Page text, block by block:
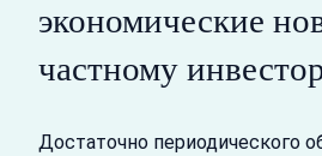
экономические
частному
Достаточно периодического